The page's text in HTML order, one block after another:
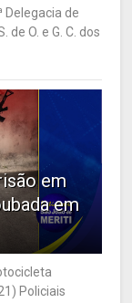
Delegacia de
de O. e G. C. dos
em
em
Policiais